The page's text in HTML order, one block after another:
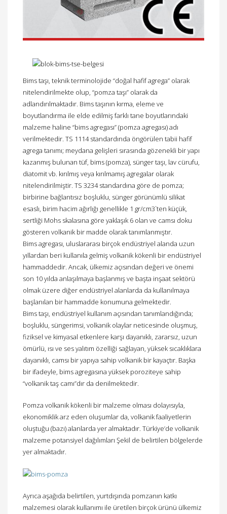
Bims taşı, teknik terminolojide “doğal hafif agrega” olarak
nitelendirilmekte olup, “pomza taşı” olarak da
adlandırılmaktadır. Bims taşının kırma, eleme ve
boyutlandırma ile elde edilmiş farklı tane boyutlarındaki
malzeme haline “bims agregası” (pomza agregası) adı
verilmektedir. TS 1114 standardında öngörülen tabii hafif
agrega tanımı; meydana gelişleri sırasında gözenekli bir yapı
kazanmış bulunan tüf, bims (pomza), sünger taşı, lav cürufu,
diatomit vb. kırılmış veya kırılmamış agregalar olarak
nitelendirilmiştir. TS 3234 standardına göre de pomza;
birbirine bağlantısız boşluklu, sünger görünümlü silikat
esaslı, birim hacim ağırlığı genellikle 1 gr/cm3`ten küçük,
sertliği Mohs skalasına göre yaklaşık 6 olan ve camsı doku
gösteren volkanik bir madde olarak tanımlanmıştır.
Bims agregası, uluslararası birçok endüstriyel alanda uzun
yıllardan beri kullanıla gelmiş volkanik kökenli bir endüstriyel
hammaddedir. Ancak, ülkemiz açısından değeri ve önemi
son 10 yılda anlaşılmaya başlanmış ve başta inşaat sektörü
olmak üzere diğer endüstriyel alanlarda da kullanılmaya
başlanılan bir hammadde konumuna gelmektedir.
Bims taşı, endüstriyel kullanım açısından tanımlandığında;
boşluklu, süngerimsi, volkanik olaylar neticesinde oluşmuş,
fiziksel ve kimyasal etkenlere karşı dayanıklı, zararsız, uzun
ömürlü, ısı ve ses yalıtım özelliği sağlayan, yüksek sıcaklıklara
dayanıklı, camsı bir yapıya sahip volkanik bir kayaçtır. Başka
bir ifadeyle, bims agregasına yüksek poroziteye sahip
“volkanik taş camı”dır da denilmektedir.
Pomza volkanik kökenli bir malzeme olması dolayısıyla,
ekonomiklik arz eden oluşumlar da, volkanik faaliyetlerin
oluştuğu (bazı) alanlarda yer almaktadır. Türkiye’de volkanik
malzeme potansiyel dağılımları Şekil de belirtilen bölgelerde
yer almaktadır.
Ayrıca aşağıda belirtilen, yurtdışında pomzanın katkı
malzemesi olarak kullanımı ile üretilen birçok ürünü ülkemiz